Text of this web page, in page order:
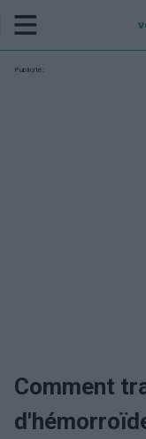
Publicité:
Comment